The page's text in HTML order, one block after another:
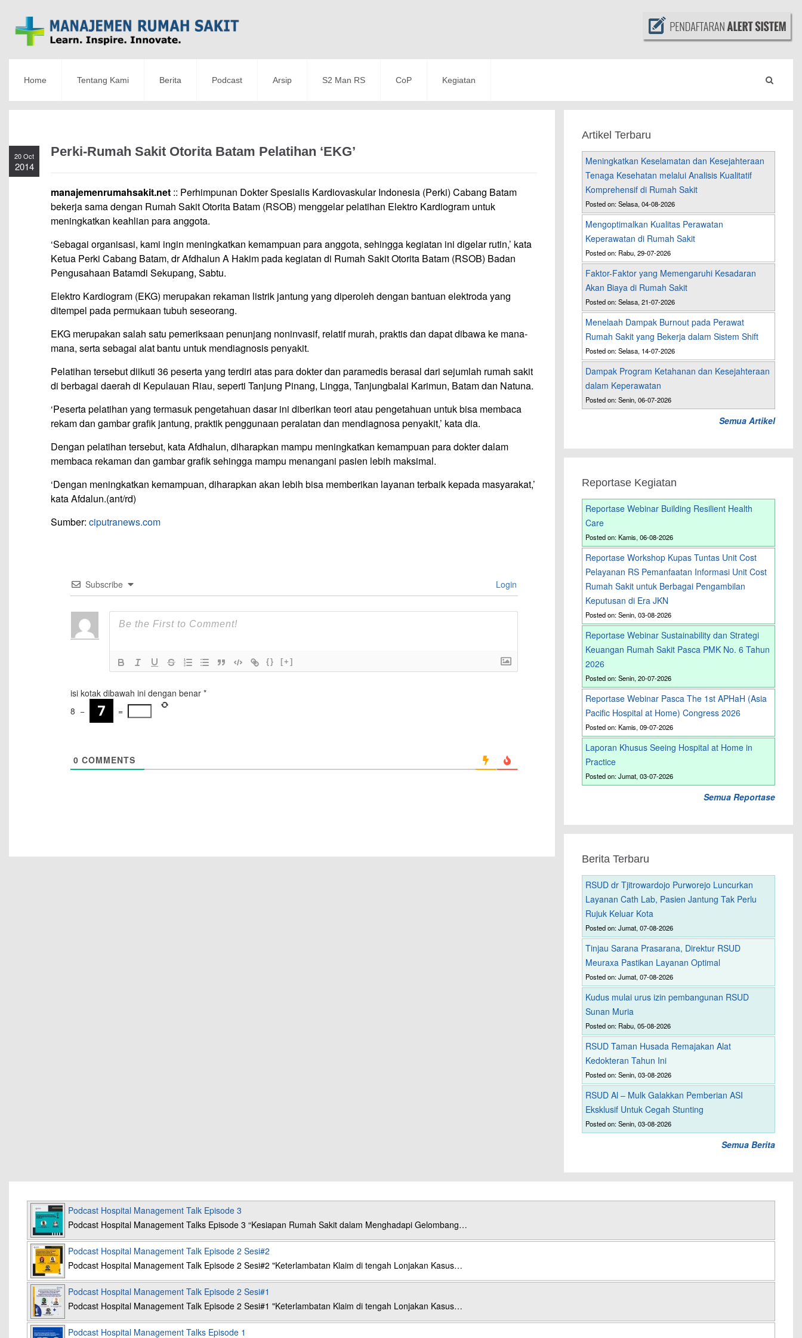
Home Tentang Kami Berita Podcast Arsip S2 Man RS CoP Kegiatan
20 Oct
2014
Perki-Rumah Sakit Otorita Batam Pelatihan ‘EKG’
manajemenrumahsakit.net :: Perhimpunan Dokter Spesialis Kardiovaskular Indonesia (Perki) Cabang Batam
bekerja sama dengan Rumah Sakit Otorita Batam (RSOB) menggelar pelatihan Elektro Kardiogram untuk
meningkatkan keahlian para anggota.
‘Sebagai organisasi, kami ingin meningkatkan kemampuan para anggota, sehingga kegiatan ini digelar rutin,’ kata
Ketua Perki Cabang Batam, dr Afdhalun A Hakim pada kegiatan di Rumah Sakit Otorita Batam (RSOB) Badan
Pengusahaan Batamdi Sekupang, Sabtu.
Elektro Kardiogram (EKG) merupakan rekaman listrik jantung yang diperoleh dengan bantuan elektroda yang
ditempel pada permukaan tubuh seseorang.
EKG merupakan salah satu pemeriksaan penunjang noninvasif, relatif murah, praktis dan dapat dibawa ke mana-
mana, serta sebagai alat bantu untuk mendiagnosis penyakit.
Pelatihan tersebut diikuti 36 peserta yang terdiri atas para dokter dan paramedis berasal dari sejumlah rumah sakit
di berbagai daerah di Kepulauan Riau, seperti Tanjung Pinang, Lingga, Tanjungbalai Karimun, Batam dan Natuna.
‘Peserta pelatihan yang termasuk pengetahuan dasar ini diberikan teori atau pengetahuan untuk bisa membaca
rekam dan gambar grafik jantung, praktik penggunaan peralatan dan mendiagnosa penyakit,’ kata dia.
Dengan pelatihan tersebut, kata Afdhalun, diharapkan mampu meningkatkan kemampuan para dokter dalam
membaca rekaman dan gambar grafik sehingga mampu menangani pasien lebih maksimal.
‘Dengan meningkatkan kemampuan, diharapkan akan lebih bisa memberikan layanan terbaik kepada masyarakat,’
kata Afdalun.(ant/rd)
Sumber: ciputranews.com
Subscribe Login
{} [+]
isi kotak dibawah ini dengan benar*
8 − =
0 COMMENTS
Artikel Terbaru
Meningkatkan Keselamatan dan Kesejahteraan
Tenaga Kesehatan melalui Analisis Kualitatif
Komprehensif di Rumah Sakit
Posted on: Selasa, 04-08-2026
Mengoptimalkan Kualitas Perawatan
Keperawatan di Rumah Sakit
Posted on: Rabu, 29-07-2026
Faktor-Faktor yang Memengaruhi Kesadaran
Akan Biaya di Rumah Sakit
Posted on: Selasa, 21-07-2026
Menelaah Dampak Burnout pada Perawat
Rumah Sakit yang Bekerja dalam Sistem Shift
Posted on: Selasa, 14-07-2026
Dampak Program Ketahanan dan Kesejahteraan
dalam Keperawatan
Posted on: Senin, 06-07-2026
Semua Artikel
Reportase Kegiatan
Reportase Webinar Building Resilient Health
Care
Posted on: Kamis, 06-08-2026
Reportase Workshop Kupas Tuntas Unit Cost
Pelayanan RS Pemanfaatan Informasi Unit Cost
Rumah Sakit untuk Berbagai Pengambilan
Keputusan di Era JKN
Posted on: Senin, 03-08-2026
Reportase Webinar Sustainability dan Strategi
Keuangan Rumah Sakit Pasca PMK No. 6 Tahun
2026
Posted on: Senin, 20-07-2026
Reportase Webinar Pasca The 1st APHaH (Asia
Pacific Hospital at Home) Congress 2026
Posted on: Kamis, 09-07-2026
Laporan Khusus Seeing Hospital at Home in
Practice
Posted on: Jumat, 03-07-2026
Semua Reportase
Berita Terbaru
RSUD dr Tjitrowardojo Purworejo Luncurkan
Layanan Cath Lab, Pasien Jantung Tak Perlu
Rujuk Keluar Kota
Posted on: Jumat, 07-08-2026
Tinjau Sarana Prasarana, Direktur RSUD
Meuraxa Pastikan Layanan Optimal
Posted on: Jumat, 07-08-2026
Kudus mulai urus izin pembangunan RSUD
Sunan Muria
Posted on: Rabu, 05-08-2026
RSUD Taman Husada Remajakan Alat
Kedokteran Tahun Ini
Posted on: Senin, 03-08-2026
RSUD Al – Mulk Galakkan Pemberian ASI
Eksklusif Untuk Cegah Stunting
Posted on: Senin, 03-08-2026
Semua Berita
Podcast Hospital Management Talk Episode 3
Podcast Hospital Management Talks Episode 3 “Kesiapan Rumah Sakit dalam Menghadapi Gelombang…
Podcast Hospital Management Talk Episode 2 Sesi#2
Podcast Hospital Management Talk Episode 2 Sesi#2 "Keterlambatan Klaim di tengah Lonjakan Kasus…
Podcast Hospital Management Talk Episode 2 Sesi#1
Podcast Hospital Management Talk Episode 2 Sesi#1 "Keterlambatan Klaim di tengah Lonjakan Kasus…
Podcast Hospital Management Talks Episode 1